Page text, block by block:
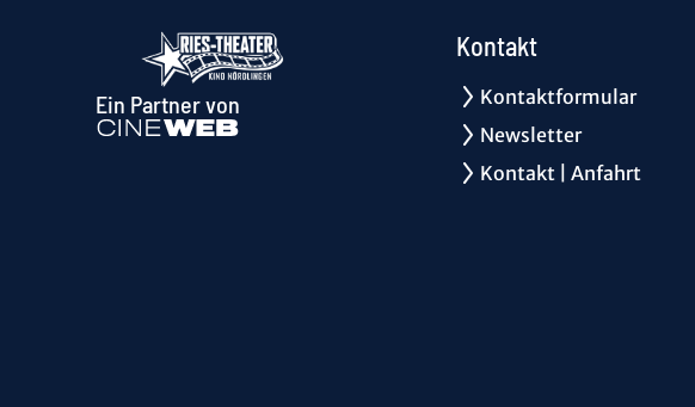
Ein Partner von
Kontakt
Kontaktformular
Newsletter
Kontakt | Anfahrt